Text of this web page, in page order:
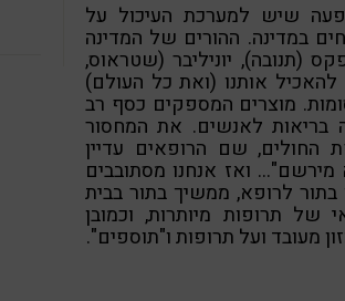
שיש למערכת העיכול על
במדינה. ההורים של המדינה
(תנובה), יוניליבר (שטראוס,
אותנו (ואת כל העולם)
מוצרים המספקים כסף רב
בריאות לאנשים. את המחסור
החולים, שם הרופאים עדיין
ואז אנחנו מסתובבים
לרופא, ממשיך בתור בבית
של תרופות מיותרות, וכמובן
מעובד ועל תרופות ו"תוספים".